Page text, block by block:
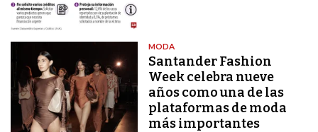
MODA
Santander Fashion
Week celebra nueve
años como una de las
plataformas de moda
más importantes